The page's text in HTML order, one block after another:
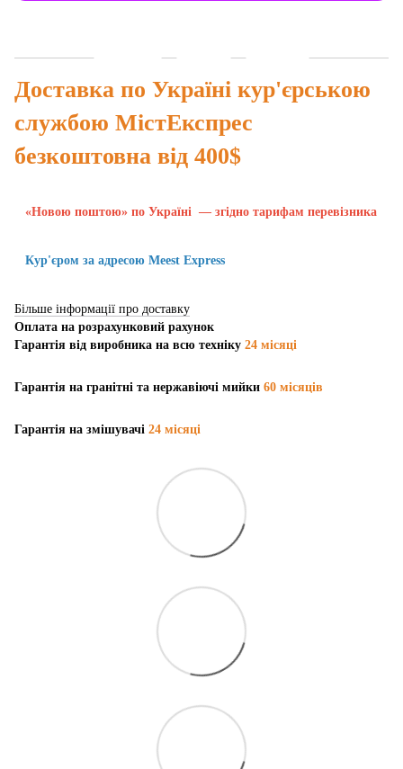
Доставка по Україні кур'єрською
службою МістЕкспрес
безкоштовна від 400$
«Новою поштою» по Україні — згідно тарифам перевізника
Кур'єром за адресою Meest Express
Більше інформації про доставку
Оплата на розрахунковий рахунок
Гарантія від виробника на всю техніку 24 місяці
Гарантія на гранітні та нержавіючі мийки 60 місяців
Гарантія на змішувачі 24 місяці